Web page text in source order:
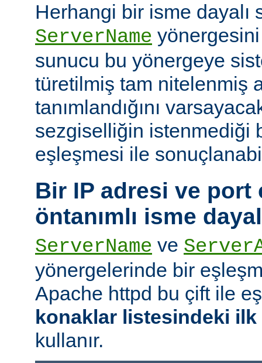
Herhangi bir isme dayalı
ServerName
sunucu bu yönergeye
türetilmiş tam nitelenmiş
tanımlandığını
sezgiselliğin istenmediği
eşleşmesi ile
Bir IP adresi ve
öntanımlı isme
ServerName ve
yönergelerinde bir
Apache httpd bu çift ile
konaklar listesindeki ilk
kullanır.